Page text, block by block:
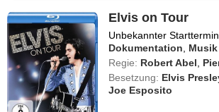
Elvis on Tour
Unbekannter Starttermin
Dokumentation
Musik
Regie: Robert Abel
Besetzung: Elvis
Joe Esposito